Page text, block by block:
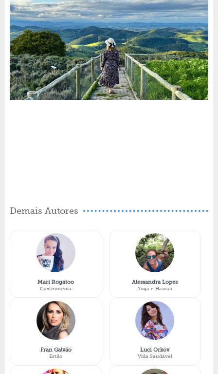
Demais Autores
Mari Rogatoo
Gastronomia
Fran Galvão
Estilo
Alessandra Lopes
Yoga e Hawaii
Luci Orkov
Vida Saudável